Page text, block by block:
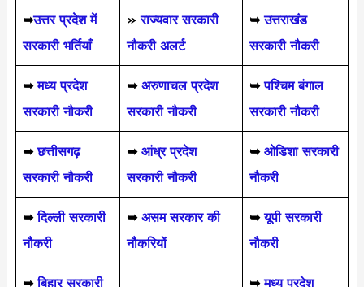
➥उत्तर प्रदेश में
सरकारी भर्तियाँ
»राज्यवार सरकारी
नौकरी अलर्ट
➥ उत्तराखंड
सरकारी नौकरी
➥ मध्य प्रदेश
सरकारी नौकरी
➥ अरुणाचल प्रदेश
सरकारी नौकरी
➥ पश्चिम बंगाल
सरकारी नौकरी
➥ छत्तीसगढ़
सरकारी नौकरी
➥ आंध्र प्रदेश
सरकारी नौकरी
➥ ओडिशा सरकारी
नौकरी
➥ दिल्ली सरकारी
नौकरी
➥ असम सरकार की
नौकरियों
➥ यूपी सरकारी
नौकरी
➥बिहार सरकारी
➥ मध्य प्रदेश